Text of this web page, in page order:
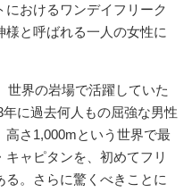
おけるワンデイフリーク
と呼ばれる一人の女性に
世界の岩場で活躍していた
に過去何人もの屈強な男性
高さ1,000mという世界で最
ャピタンを、初めてフリ
。さらに驚くべきことに